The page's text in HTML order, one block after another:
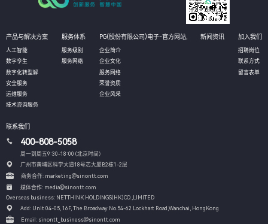
产品与解决方案
人工智能
数字孪生
数字化转型解
安全服务
运维服务
技术咨询服务
服务体系
服务级别
服务网络
PG(股份有限公司)电子-官方网站,
企业简介
企业文化
服务网络
荣誉资质
企业风采
新闻资讯 加入我们
招聘岗位
联系方式
留言表单
联系我们
400-808-5058
周一到周五9:30-18:00 (北京时间）
广州市黄埔区科学大道18号芯大厦B2栋1-2层
商务合作: marketing@sinontt.com
媒体合作: media@sinontt.com
Overseas business: NETTHINK HOLDINGS(HK)CO.,LIMITED
Add: Unit 04-05, 16F, The Broadway No.54-62 Lockhart Road, Wanchai, HongKong
Email: sinontt_business@sinontt.com